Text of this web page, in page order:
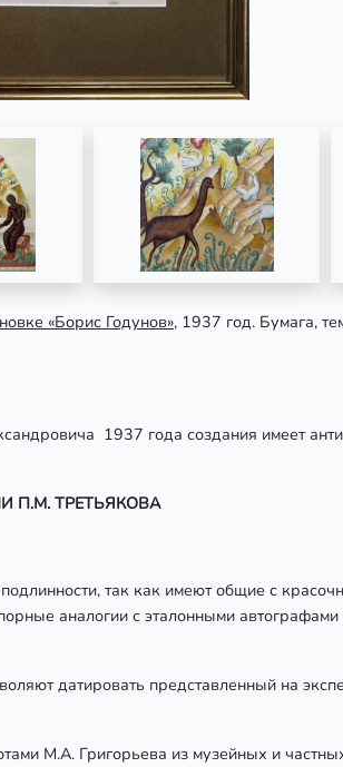
«Борис Годунов», 1937 год. Бумага,
1937 года создания имеет
П.М. ТРЕТЬЯКОВА
так как имеют общие с
аналогии с эталонными
датировать представленный на
М.А. Григорьева из музейных и